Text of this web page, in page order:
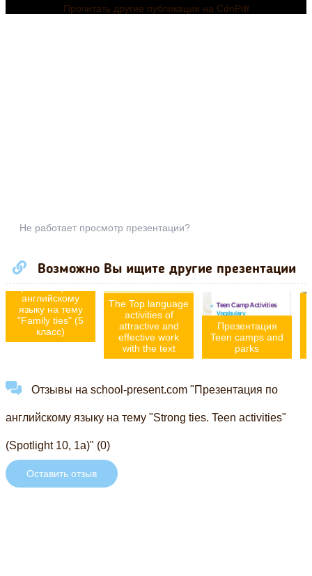
Прочитать другие публикации на CdnPdf
Не работает просмотр презентации?
Возможно Вы ищите другие презентации
Презентация по
английскому
языку на тему
"Family ties" (5
класс)
The Top language
activities of
attractive and
effective work
with the text
Презентация
Teen camps and
parks
Отзывы на school-present.com "Презентация по
английскому языку на тему "Strong ties. Teen activities"
(Spotlight 10, 1a)" (0)
Оставить отзыв